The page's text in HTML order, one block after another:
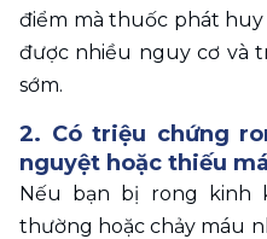
điểm mà thuốc phát
được nhiều nguy cơ và
sớm.
2. Có triệu chứng
nguyệt hoặc thiếu
Nếu bạn bị rong kinh
thường hoặc chảy máu